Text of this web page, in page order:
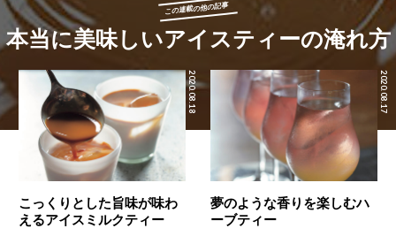
この連載の他の記事
本当に美味しいアイスティーの淹れ方
2020.08.18
こっくりとした旨味が味わ
えるアイスミルクティー
2020.08.17
夢のような香りを楽しむハ
ーブティー